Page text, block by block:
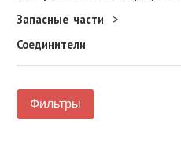
Запасные части
Соединители
Фильтры